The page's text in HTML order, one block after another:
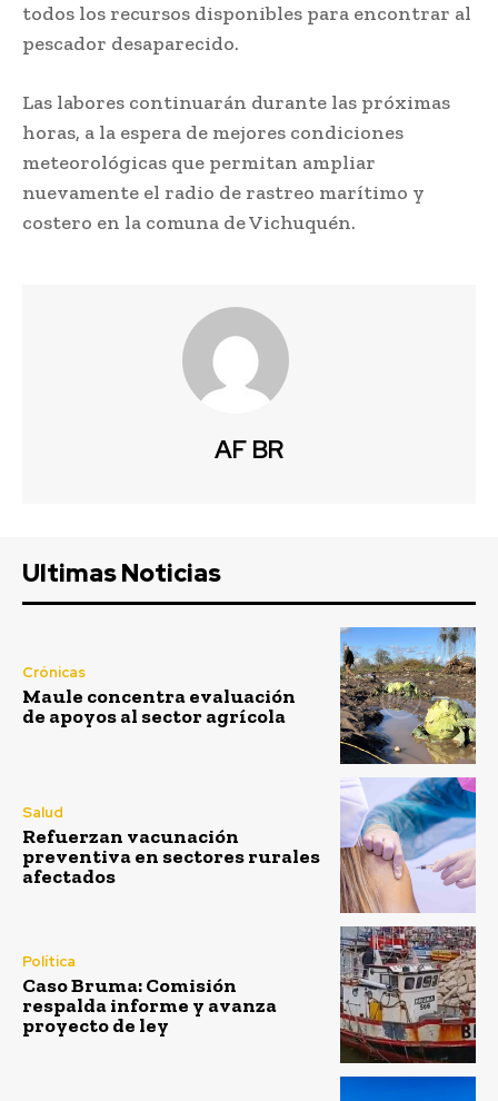
todos los recursos disponibles para encontrar al
pescador desaparecido.
Las labores continuarán durante las próximas
horas, a la espera de mejores condiciones
meteorológicas que permitan ampliar
nuevamente el radio de rastreo marítimo y
costero en la comuna de Vichuquén.
AF BR
Ultimas Noticias
Crónicas
Maule concentra evaluación
de apoyos al sector agrícola
Salud
Refuerzan vacunación
preventiva en sectores rurales
afectados
Política
Caso Bruma: Comisión
respalda informe y avanza
proyecto de ley